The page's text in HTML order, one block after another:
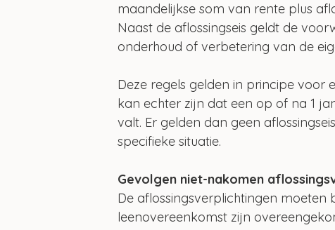
maandelijkse som van rente plus
Naast de aflossingseis geldt de
onderhoud of verbetering van de
Deze regels gelden in principe voor
kan echter zijn dat een op of na 1
valt. Er gelden dan geen
specifieke situatie.
Gevolgen niet-nakomen
De aflossingsverplichtingen
leenovereenkomst zijn